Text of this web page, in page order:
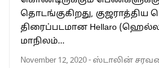
தொடங்குகிறது, குஜராத்திய
திரைப்படமான Hellaro
மாநிலம்…
November 12, 2020-ஸ்டாலின்